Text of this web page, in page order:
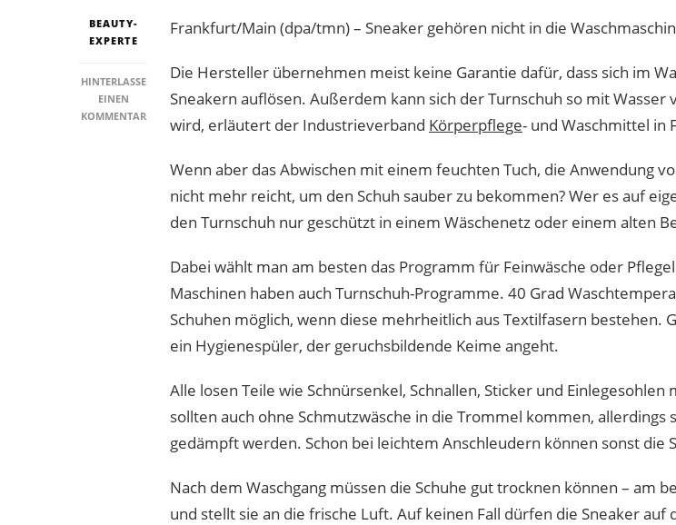
BEAUTY-
EXPERTE
HINTERLASSE
EINEN
KOMMENTARZU
SNEAKER
WASCHMASCHINE
GEBEN
Frankfurt/Main (dpa/tmn) – Sneaker gehören nicht in die
Die Hersteller übernehmen meist keine Garantie dafür, dass sich im
Sneakern auflösen. Außerdem kann sich der Turnschuh so mit
wird, erläutert der Industrieverband Körperpflege- und Waschmittel in
Wenn aber das Abwischen mit einem feuchten Tuch, die Anwendung
nicht mehr reicht, um den Schuh sauber zu bekommen? Wer es auf
den Turnschuh nur geschützt in einem Wäschenetz oder einem alten
Dabei wählt man am besten das Programm für Feinwäsche oder
Maschinen haben auch Turnschuh-Programme. 40 Grad
Schuhen möglich, wenn diese mehrheitlich aus Textilfasern bestehen.
ein Hygienespüler, der geruchsbildende Keime angeht.
Alle losen Teile wie Schnürsenkel, Schnallen, Sticker und
sollten auch ohne Schmutzwäsche in die Trommel kommen,
gedämpft werden. Schon bei leichtem Anschleudern können sonst die
Nach dem Waschgang müssen die Schuhe gut trocknen können – am
und stellt sie an die frische Luft. Auf keinen Fall dürfen die Sneaker